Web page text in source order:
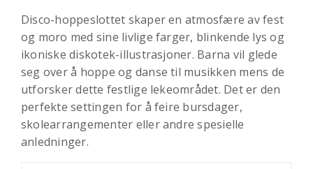
Disco-hoppeslottet skaper en atmosfære av fest
og moro med sine livlige farger, blinkende lys og
ikoniske diskotek-illustrasjoner. Barna vil glede
seg over å hoppe og danse til musikken mens de
utforsker dette festlige lekeområdet. Det er den
perfekte settingen for å feire bursdager,
skolearrangementer eller andre spesielle
anledninger.